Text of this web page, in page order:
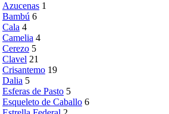
Azucenas 1
Bambú 6
Cala 4
Camelia 4
Cerezo 5
Clavel 21
Crisantemo 19
Dalia 5
Esferas de Pasto 5
Esqueleto de Caballo 6